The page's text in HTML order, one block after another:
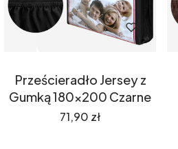
Prześcieradło Jersey z
Gumką 180x200 Czarne
Cena
71,90 zł